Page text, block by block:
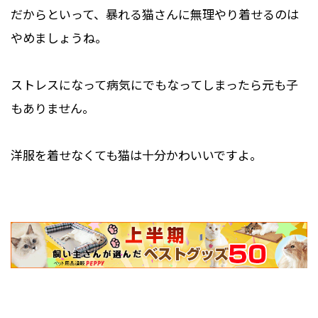
だからといって、暴れる猫さんに無理やり着せるのは
やめましょうね。
ストレスになって病気にでもなってしまったら元も子
もありません。
洋服を着せなくても猫は十分かわいいですよ。